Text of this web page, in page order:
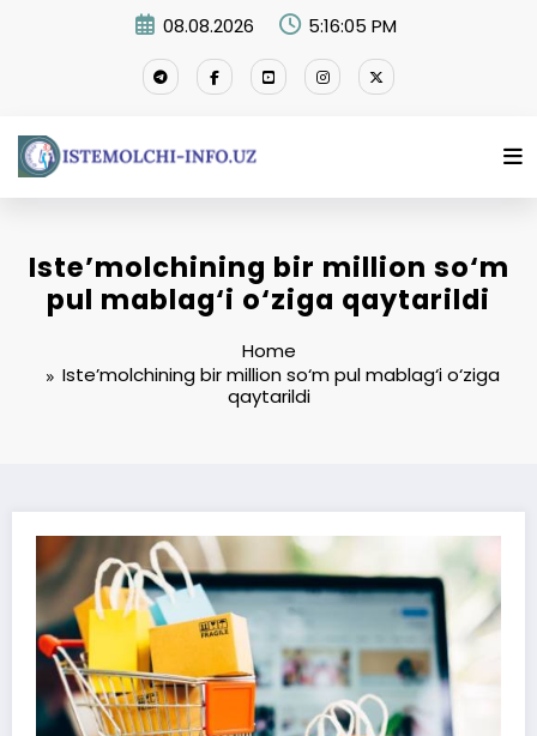
08.08.2026 5:16:05 PM
Iste’molchining bir million so‘m
pul mablag‘i o‘ziga qaytarildi
Home
Iste’molchining bir million so‘m pul mablag‘i o‘ziga
qaytarildi